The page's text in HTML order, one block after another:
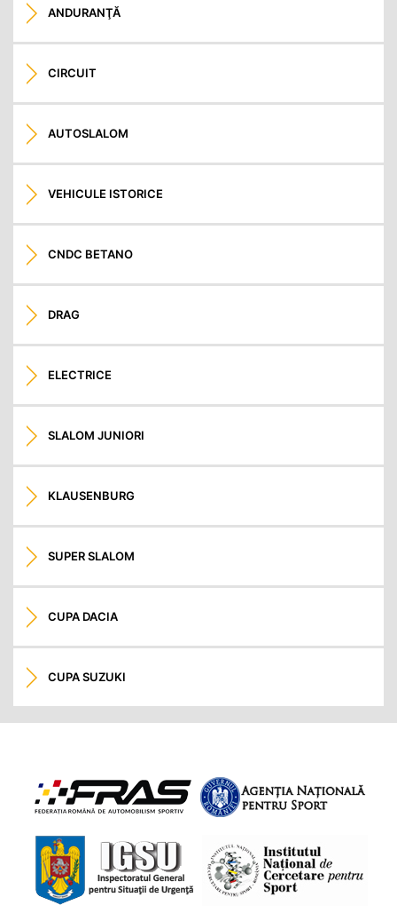
ANDURANŢĂ
CIRCUIT
AUTOSLALOM
VEHICULE ISTORICE
CNDC BETANO
DRAG
ELECTRICE
SLALOM JUNIORI
KLAUSENBURG
SUPER SLALOM
CUPA DACIA
CUPA SUZUKI